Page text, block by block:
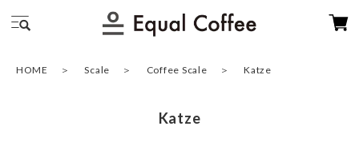
HOME Scale Coffee Scale Katze
Katze